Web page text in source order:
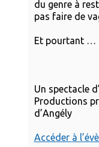
du genre à
pas faire de
Et pourtant …
Un spectacle
Productions
d’Angély
Accéder à